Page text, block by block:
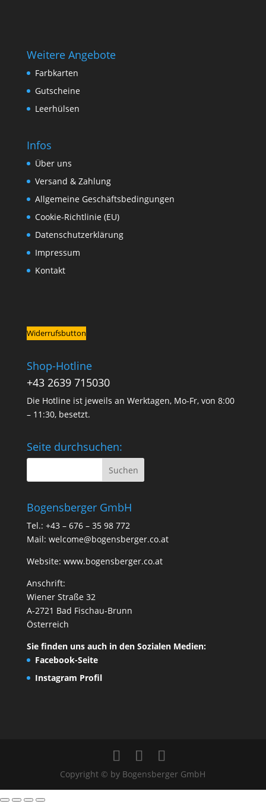
Weitere Angebote
Farbkarten
Gutscheine
Leerhülsen
Infos
Über uns
Versand & Zahlung
Allgemeine Geschäftsbedingungen
Cookie-Richtlinie (EU)
Datenschutzerklärung
Impressum
Kontakt
Widerrufsbutton
Shop-Hotline
+43 2639 715030
Die Hotline ist jeweils an Werktagen, Mo-Fr, von 8:00
– 11:30, besetzt.
Seite durchsuchen:
Bogensberger GmbH
Tel.: +43 – 676 – 35 98 772
Mail: welcome@bogensberger.co.at
Website: www.bogensberger.co.at
Anschrift:
Wiener Straße 32
A-2721 Bad Fischau-Brunn
Österreich
Sie finden uns auch in den Sozialen Medien:
Facebook-Seite
Instagram Profil
Copyright © by Bogensberger GmbH